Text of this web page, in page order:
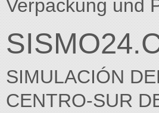
Verpackung und
SIMULACIÓN
CENTRO-SUR